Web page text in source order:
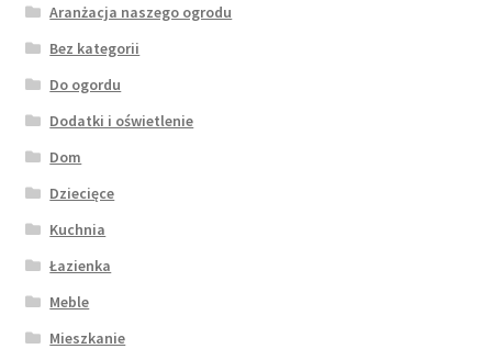
Aranżacja naszego ogrodu
Bez kategorii
Do ogordu
Dodatki i oświetlenie
Dom
Dziecięce
Kuchnia
Łazienka
Meble
Mieszkanie